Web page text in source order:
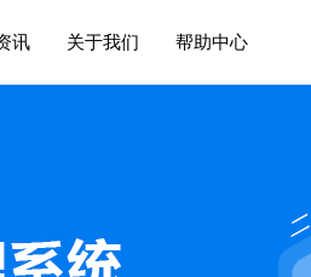
讯 关于我们 帮助中心